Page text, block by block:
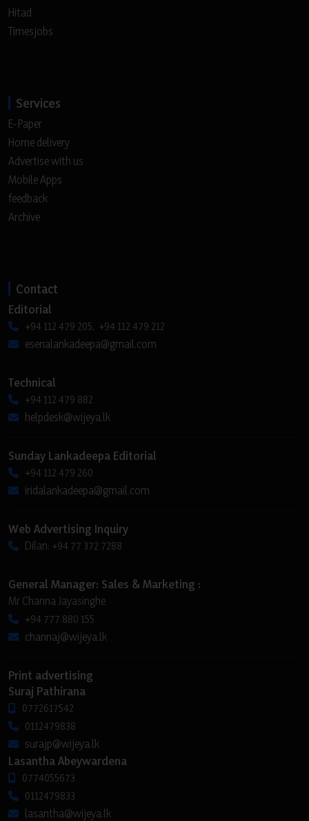
Hitad
Timesjobs
Services
E-Paper
Home delivery
Advertise with us
Mobile Apps
feedback
Archive
Contact
Editorial
+94 112 479 205, +94 112 479 212
esenalankadeepa@gmail.com
Technical
+94 112 479 882
helpdesk@wijeya.lk
Sunday Lankadeepa Editorial
+94 112 479 260
iridalankadeepa@gmail.com
Web Advertising Inquiry
Dilan: +94 77 372 7288
General Manager: Sales & Marketing :
Mr Channa Jayasinghe
+94 777 880 155
channaj@wijeya.lk
Print advertising
Suraj Pathirana
0772617542
0112479838
surajp@wijeya.lk
Lasantha Abeywardena
0774055673
0112479833
lasantha@wijeya.lk